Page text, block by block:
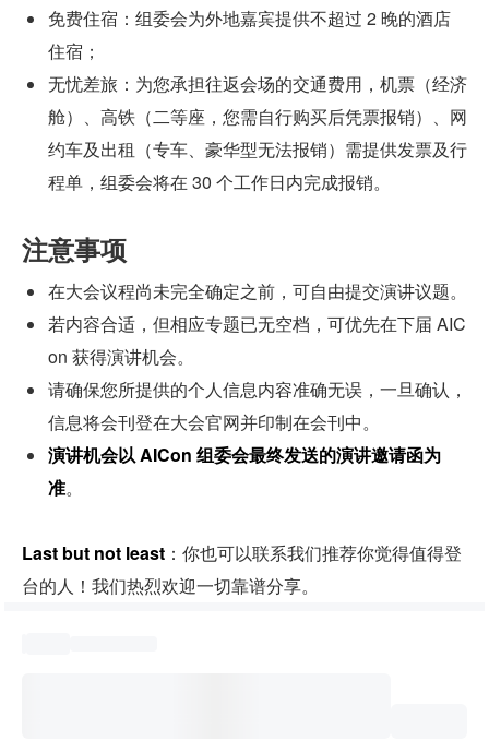
免费住宿：组委会为外地嘉宾提供不超过 2 晚的酒店
住宿；
无忧差旅：为您承担往返会场的交通费用，机票（经济
舱）、高铁（二等座，您需自行购买后凭票报销）、网
约车及出租（专车、豪华型无法报销）需提供发票及行
程单，组委会将在 30 个工作日内完成报销。
注意事项
在大会议程尚未完全确定之前，可自由提交演讲议题。
若内容合适，但相应专题已无空档，可优先在下届 AIC
on 获得演讲机会。
请确保您所提供的个人信息内容准确无误，一旦确认，
信息将会刊登在大会官网并印制在会刊中。
演讲机会以 AICon 组委会最终发送的演讲邀请函为
准。
Last but not least ：你也可以联系我们推荐你觉得值得登
台的人！我们热烈欢迎一切靠谱分享。